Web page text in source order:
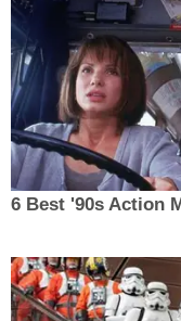
6 Best '90s Action